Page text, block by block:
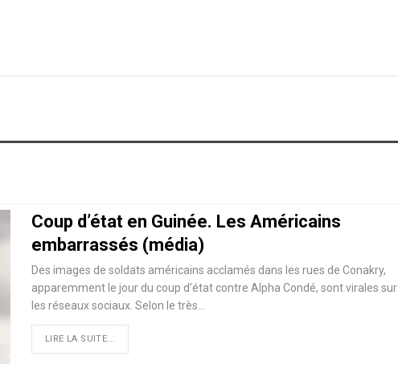
Coup d’état en Guinée. Les Américains
embarrassés (média)
Des images de soldats américains acclamés dans les rues de Conakry,
apparemment le jour du coup d’état contre Alpha Condé, sont virales sur
les réseaux sociaux. Selon le très…
LIRE LA SUITE...